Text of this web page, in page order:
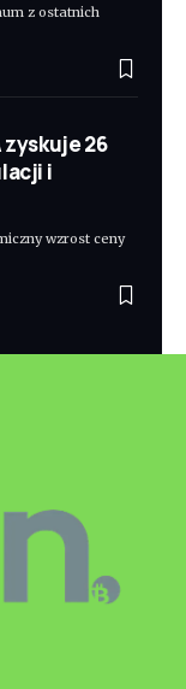
z ostatnich
zyskuje 26
i
wzrost ceny